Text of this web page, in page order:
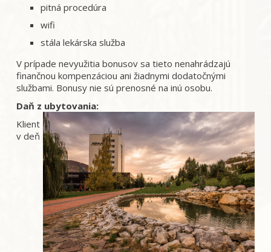
pitná procedúra
wifi
stála lekárska služba
V prípade nevyužitia bonusov sa tieto nenahrádzajú
finančnou kompenzáciou ani žiadnymi dodatočnými
službami. Bonusy nie sú prenosné na inú osobu.
Daň z ubytovania:
Klient
v deň